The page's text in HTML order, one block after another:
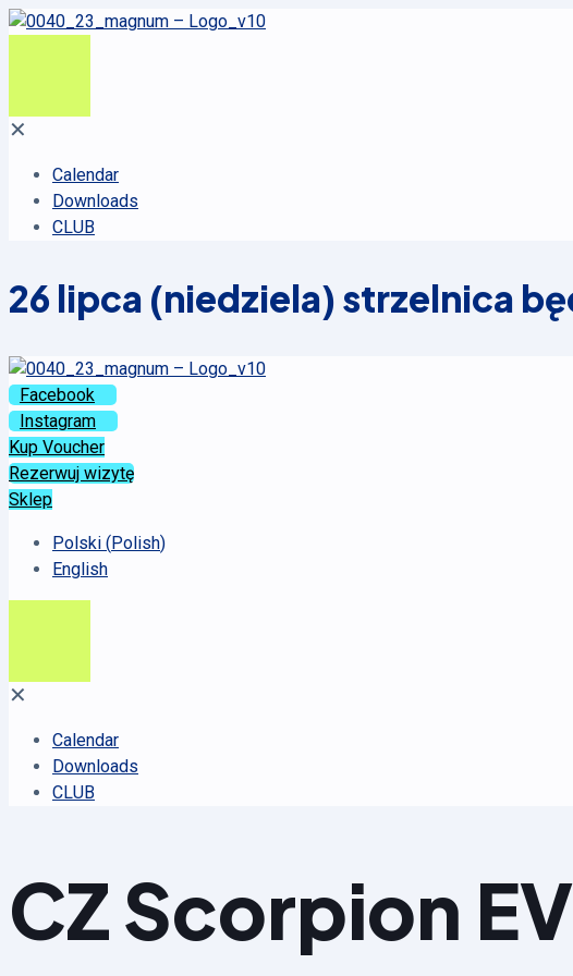
✕
Calendar
Downloads
CLUB
26 lipca (niedziela) strzelnica
Facebook
Instagram
Kup Voucher
Rezerwuj wizytę
Sklep
Polski (Polish)
English
✕
Calendar
Downloads
CLUB
CZ Scorpion